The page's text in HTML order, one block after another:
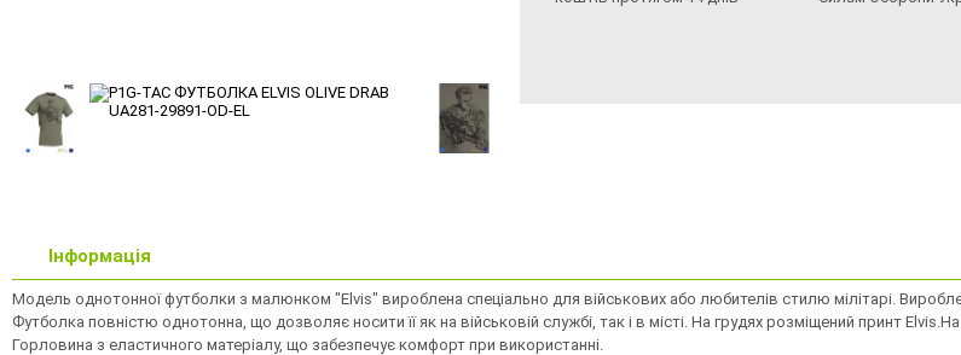
Інформація
Модель однотонної футболки з малюнком "Elvis" вироблена спеціально для військових або любителів стилю мілітарі.
Футболка повністю однотонна, що дозволяє носити її як на військовій службі, так і в місті. На грудях розміщений принт
Горловина з еластичного матеріалу, що забезпечує комфорт при використанні.